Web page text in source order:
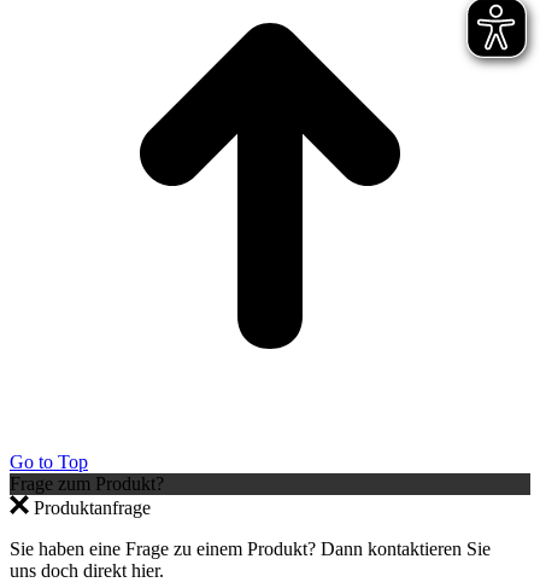
Go to Top
Frage zum Produkt?
Produktanfrage
Sie haben eine Frage zu einem Produkt? Dann kontaktieren Sie
uns doch direkt hier.